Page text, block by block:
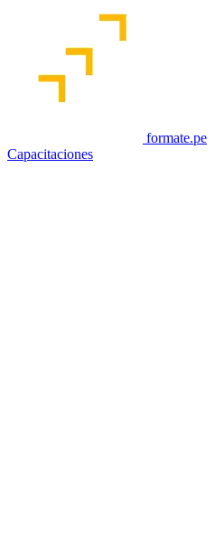
formate.pe
Capacitaciones